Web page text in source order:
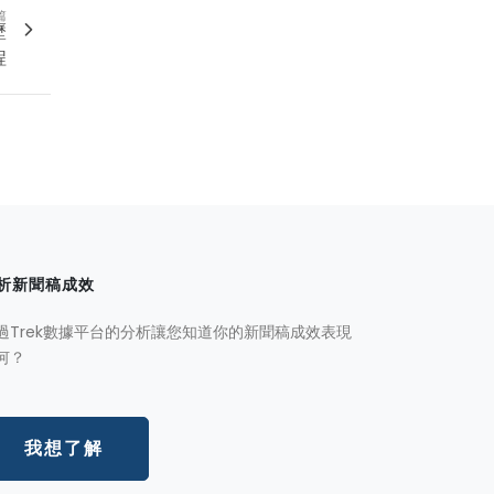
新聞稿成效
Trek數據平台的分析讓您知道你的新聞稿成效表現
？
我想了解